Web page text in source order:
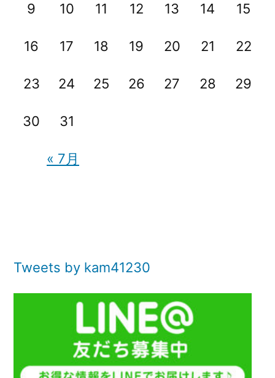
9 10 11 12 13 14 15
16 17 18 19 20 21 22
23 24 25 26 27 28 29
30 31
« 7月
Tweets by kam41230